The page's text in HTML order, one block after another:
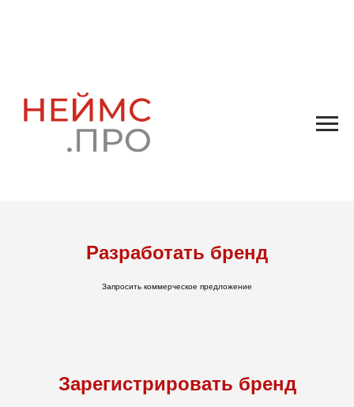
Разработать бренд
Запросить коммерческое предложение
Зарегистрировать бренд